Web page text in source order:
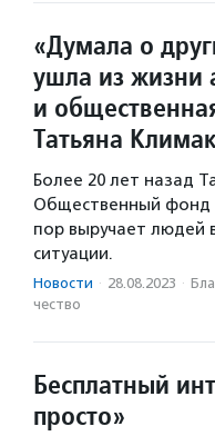
«Думала о
ушла из жизни
и
Татьяна
Более 20 лет назад
Общественный фонд
пор выручает людей
ситуации.
Новости · 28.08.2023 ·
чест­во
Бесплатный
просто»